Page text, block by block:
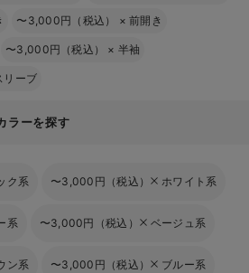
〜3,000円（税込） ×前開き
〜3,000円（税込） × 半袖
リーブ
ラーを探す
ク系 〜3,000円（税込） ホワイト系
系 〜3,000円（税込） ベージュ系
ン系 〜3,000円（税込） ブルー系